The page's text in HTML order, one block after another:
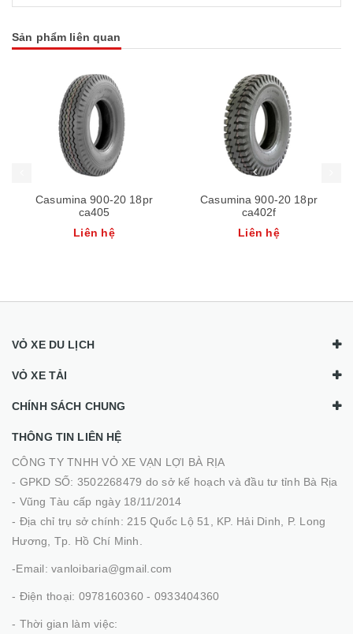
Sản phẩm liên quan
Casumina 900-20 18pr
ca405
Liên hệ
Casumina 900-20 18pr
ca402f
Liên hệ
VỎ XE DU LỊCH
VỎ XE TẢI
CHÍNH SÁCH CHUNG
THÔNG TIN LIÊN HỆ
CÔNG TY TNHH VỎ XE VẠN LỢI BÀ RỊA
- GPKD SỐ: 3502268479 do sở kế hoạch và đầu tư tỉnh Bà Rịa
- Vũng Tàu cấp ngày 18/11/2014
- Địa chỉ trụ sở chính: 215 Quốc Lộ 51, KP. Hải Dinh, P. Long
Hương, Tp. Hồ Chí Minh.
-Email: vanloibaria@gmail.com
- Điện thoại: 0978160360 - 0933404360
- Thời gian làm việc: